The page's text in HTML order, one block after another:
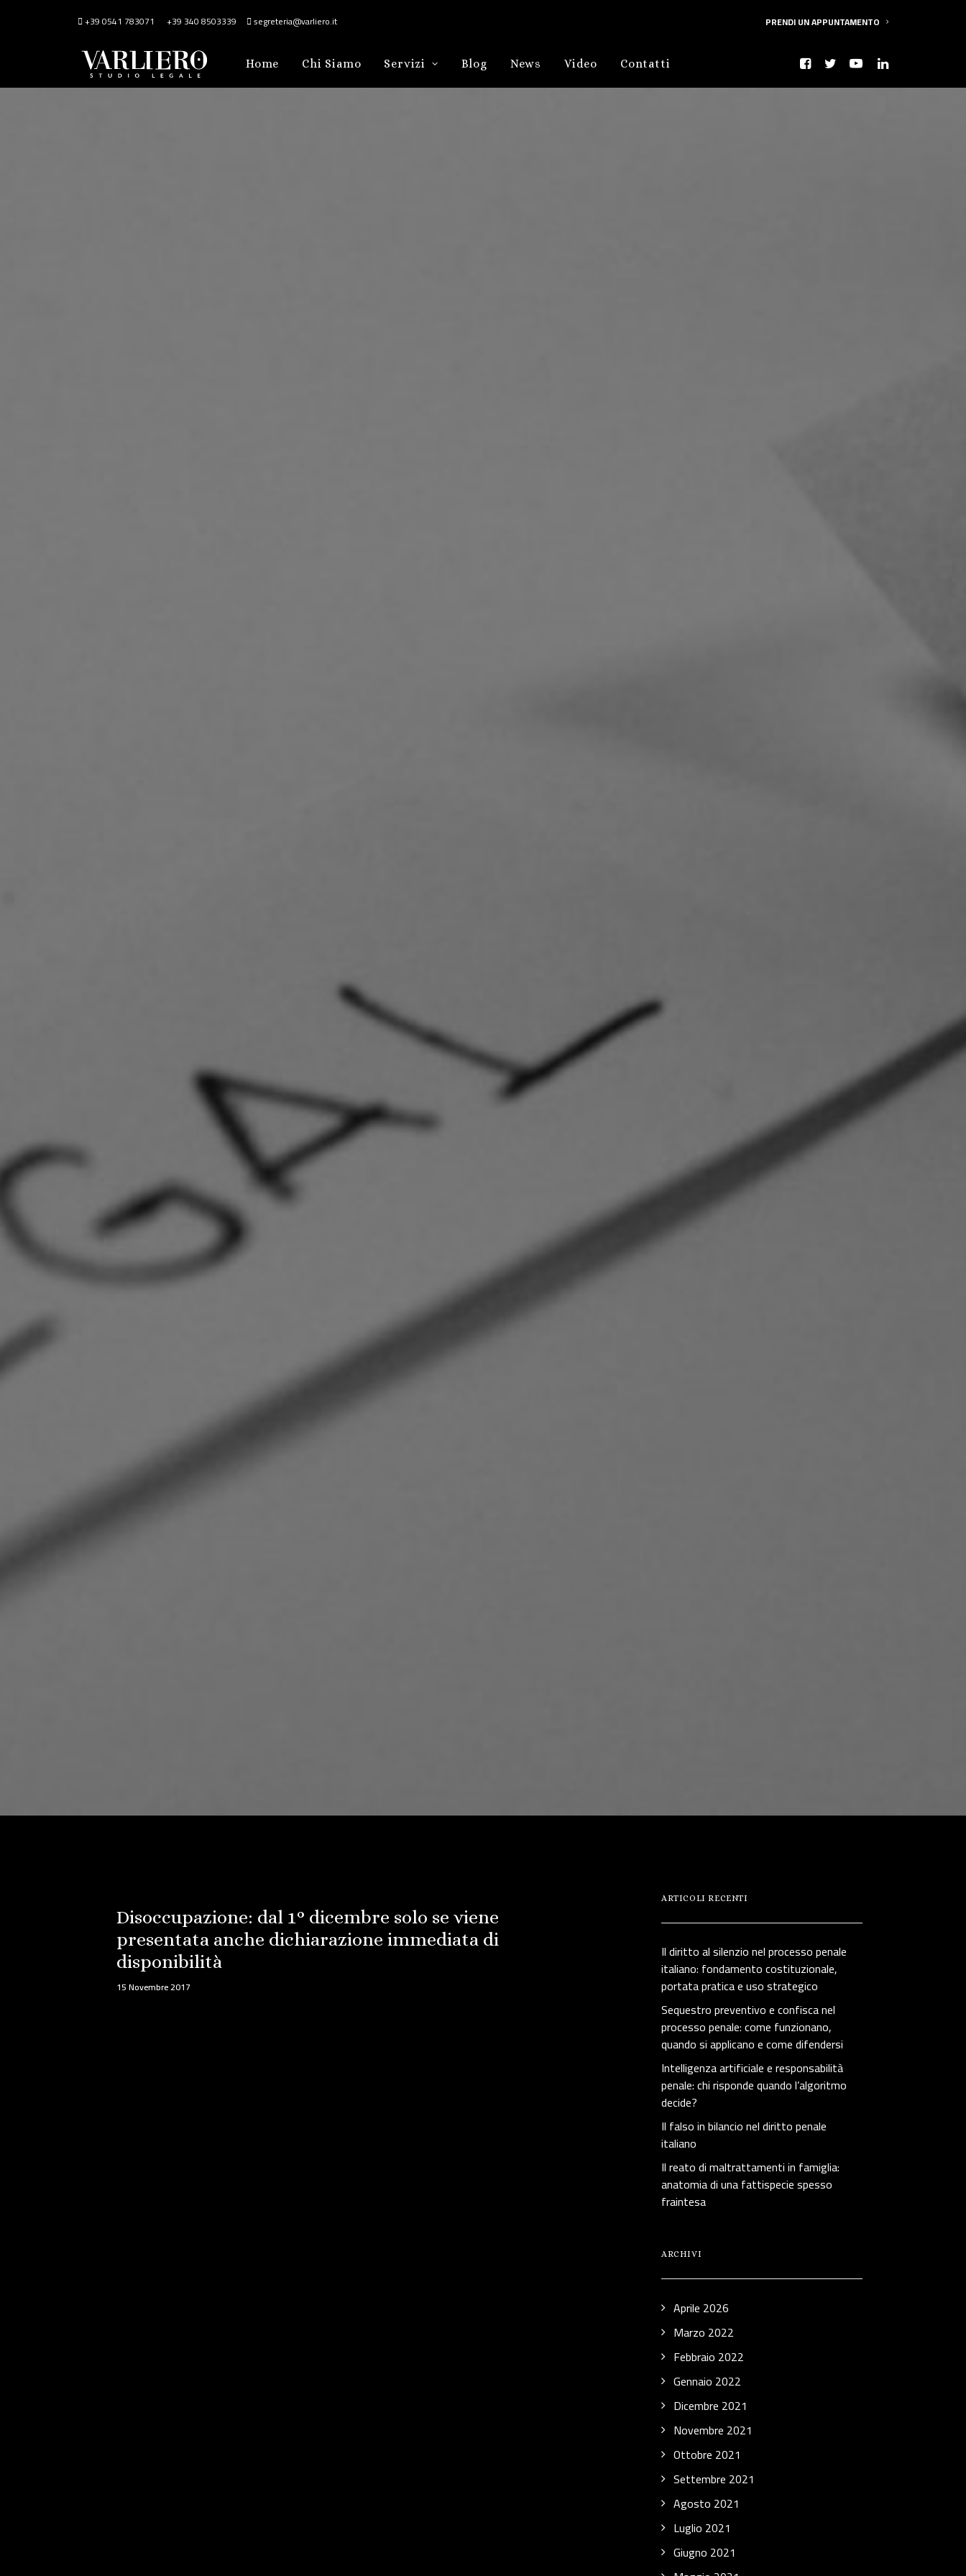
+39 0541 783071 +39 340 8503339 segreteria@varliero.it PRENDI UN APPUNTAMENTO
Home Chi Siamo Servizi Blog News Video Contatti
Disoccupazione: dal 1° dicembre solo se viene
presentata anche dichiarazione immediata di
disponibilità
15 Novembre 2017
ARTICOLI RECENTI
Il diritto al silenzio nel processo penale
italiano: fondamento costituzionale,
portata pratica e uso strategico
Sequestro preventivo e confisca nel
processo penale: come funzionano,
quando si applicano e come difendersi
Intelligenza artificiale e responsabilità
penale: chi risponde quando l’algoritmo
decide?
Il falso in bilancio nel diritto penale
italiano
Il reato di maltrattamenti in famiglia:
anatomia di una fattispecie spesso
fraintesa
ARCHIVI
Aprile 2026
Marzo 2022
Febbraio 2022
Gennaio 2022
Dicembre 2021
Novembre 2021
Ottobre 2021
Settembre 2021
Agosto 2021
Luglio 2021
Giugno 2021